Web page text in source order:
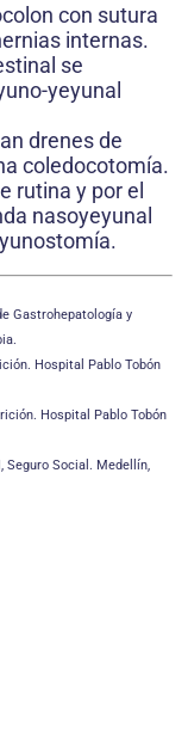
con sutura
internas.
se
yeyunal
drenes de
coledocotomía.
rutina y por el
nasoyeyunal
Gastrohepatología y
Hospital Pablo Tobón
Hospital Pablo Tobón
Seguro Social. Medellín,